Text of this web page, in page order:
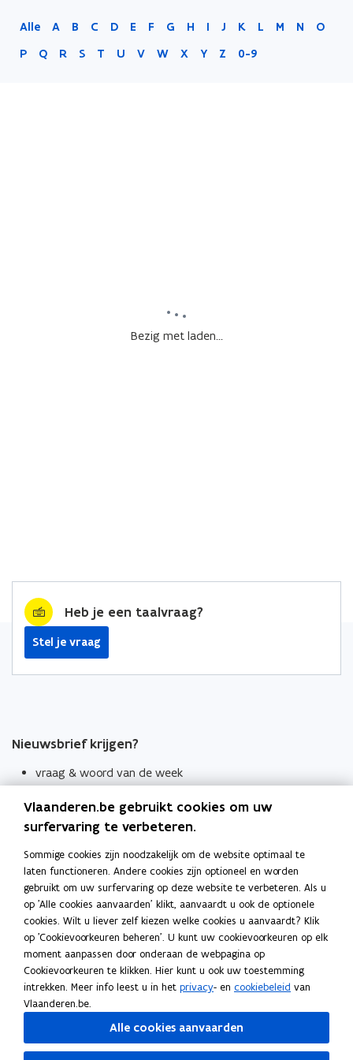
Alle A B C D E F G H I J K L M N
O
P
Q R S T U V W X Y Z 0-9
Bezig met laden...
Heb je een taalvraag?
Stel je vraag
Nieuwsbrief krijgen?
vraag & woord van de week
Schrijf je in
Thema's
Taaladviezen
Spellingregels
Tips voor duidelijke taal
Bekijk ook
Spellingtests
Boek- en webwijzer
Vlaanderen.be gebruikt cookies om uw
surfervaring te verbeteren.
Sommige cookies zijn noodzakelijk om de website optimaal te
laten functioneren. Andere cookies zijn optioneel en worden
gebruikt om uw surfervaring op deze website te verbeteren. Als u
op 'Alle cookies aanvaarden' klikt, aanvaardt u ook de optionele
cookies. Wilt u liever zelf kiezen welke cookies u aanvaardt? Klik
op 'Cookievoorkeuren beheren'. U kunt uw cookievoorkeuren op elk
moment aanpassen door onderaan de webpagina op
Cookievoorkeuren te klikken. Hier kunt u ook uw toestemming
intrekken. Meer info leest u in het privacy- en cookiebeleid van
Vlaanderen.be.
Alle cookies aanvaarden